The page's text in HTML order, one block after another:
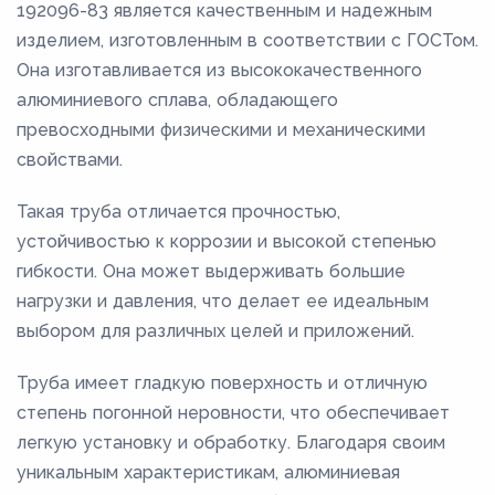
192096-83 является качественным и надежным
изделием, изготовленным в соответствии с ГОСТом.
Она изготавливается из высококачественного
алюминиевого сплава, обладающего
превосходными физическими и механическими
свойствами.
Такая труба отличается прочностью,
устойчивостью к коррозии и высокой степенью
гибкости. Она может выдерживать большие
нагрузки и давления, что делает ее идеальным
выбором для различных целей и приложений.
Труба имеет гладкую поверхность и отличную
степень погонной неровности, что обеспечивает
легкую установку и обработку. Благодаря своим
уникальным характеристикам, алюминиевая